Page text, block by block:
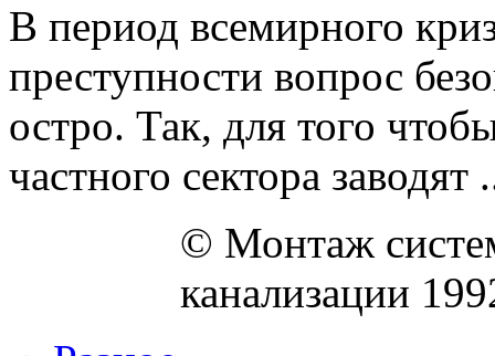
В период всемирного
преступности вопрос
остро. Так, для того
частного сектора заводят
© Монтаж
канализации